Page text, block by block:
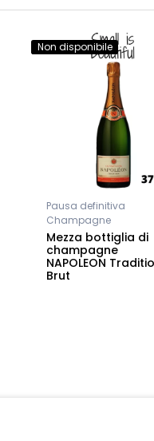
Non disponibile
Pausa definitiva
Champagne
Mezza bottiglia di
champagne
NAPOLEON
Brut